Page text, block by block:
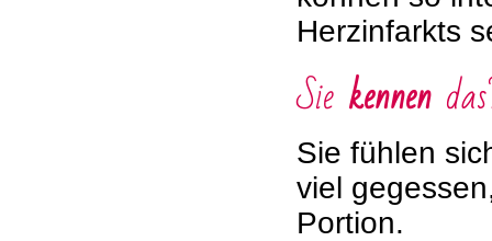
Herzinfarkts
Sie kennen
Sie fühlen
viel
Portion.